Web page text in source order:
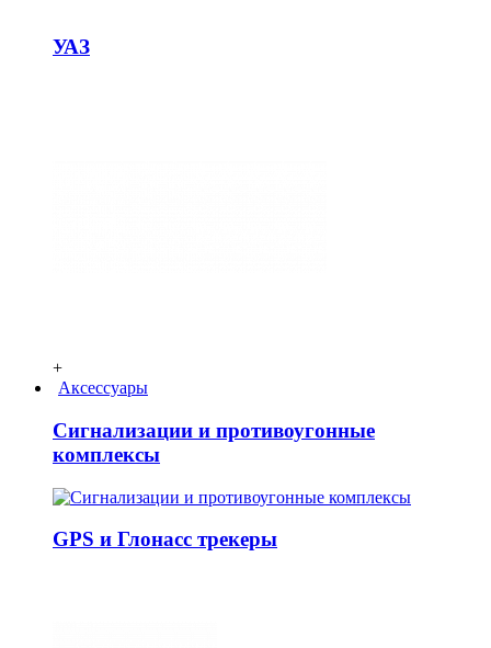
УАЗ
+
Аксессуары
Сигнализации и противоугонные
комплексы
GPS и Глонасс трекеры